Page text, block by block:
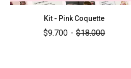
Kit - Pink Coquette
$9.700 - $18.000